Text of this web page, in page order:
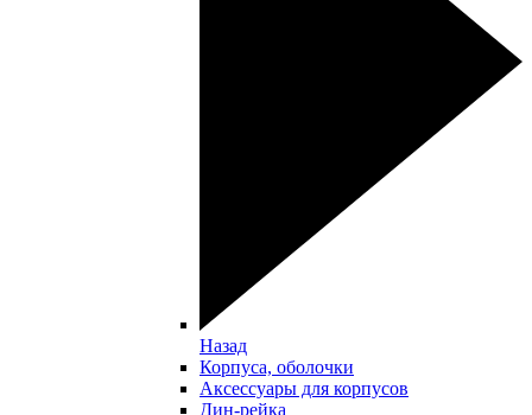
Назад
Корпуса, оболочки
Аксессуары для корпусов
Дин-рейка